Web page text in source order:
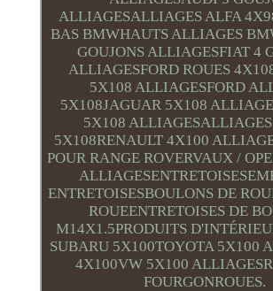
ALLIAGESALLIAGES ALFA
BAS BMWHAUTS ALLIAGES
GOUJONS ALLIAGESFIAT 4
ALLIAGESFORD ROUES
5X108 ALLIAGESFORD
5X108JAGUAR 5X108
5X108
5X108RENAULT 4X100
POUR RANGE ROVERVAUX /
ENTRETOISESBOULONS DE
ROUEENTRETOISES DE
M14X1.5PRODUITS
SUBARU 5X100TOYOTA 5X100
4X100VW 5X100
FOURGONROUES.